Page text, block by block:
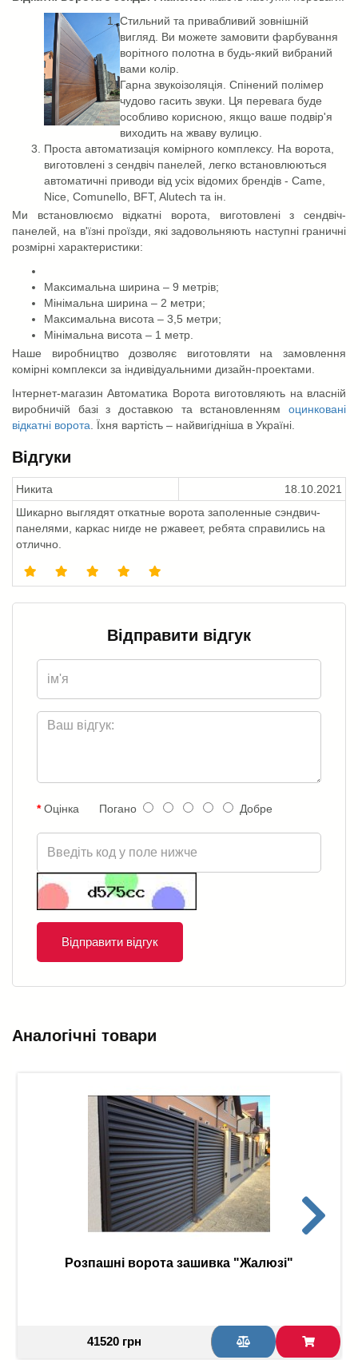
Стильний та привабливий зовнішній
вигляд. Ви можете замовити фарбування
ворітного полотна в будь-який вибраний
вами колір.
Гарна звукоізоляція. Спінений полімер
чудово гасить звуки. Ця перевага буде
особливо корисною, якщо ваше подвір'я
виходить на жваву вулицю.
Проста автоматизація комірного комплексу. На ворота,
виготовлені з сендвіч панелей, легко встановлюються
автоматичні приводи від усіх відомих брендів - Came,
Nice, Comunello, BFT, Alutech та ін.
Ми встановлюємо відкатні ворота, виготовлені з сендвіч-
панелей, на в'їзні проїзди, які задовольняють наступні граничні
розмірні характеристики:
Максимальна ширина – 9 метрів;
Мінімальна ширина – 2 метри;
Максимальна висота – 3,5 метри;
Мінімальна висота – 1 метр.
Наше виробництво дозволяє виготовляти на замовлення
комірні комплекси за індивідуальними дизайн-проектами.
Інтернет-магазин Автоматика Ворота виготовляють на власній
виробничій базі з доставкою та встановленням оцинковані
відкатні ворота . Їхня вартість – найвигідніша в Україні.
Відгуки
Никита
18.10.2021
Шикарно выглядят откатные ворота заполенные сэндвич-
панелями, каркас нигде не ржавеет, ребята справились на
отлично.
Відправити відгук
Оцінка Погано Добре
Відправити відгук
Аналогічні товари
Розпашні ворота зашивка "Жалюзі"
41520 грн